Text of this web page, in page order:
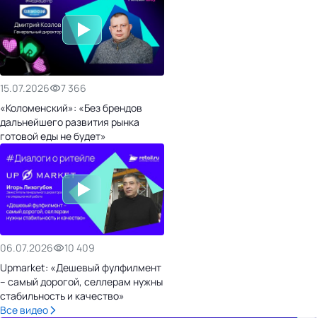
15.07.2026
7 366
«Коломенский»: «Без брендов
дальнейшего развития рынка
готовой еды не будет»
06.07.2026
10 409
Upmarket: «Дешевый фулфилмент
– самый дорогой, селлерам нужны
стабильность и качество»
Все видео